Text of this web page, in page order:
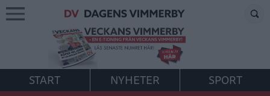
START NYHETER
SPORT